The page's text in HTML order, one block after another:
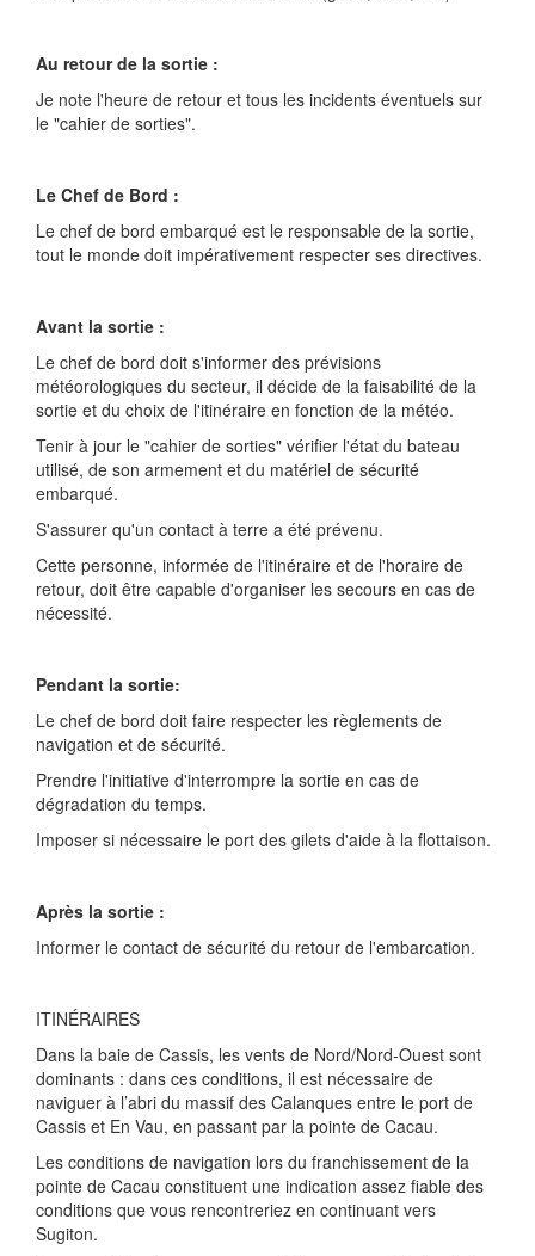
Au retour de la sortie :
Je note l'heure de retour et tous les incidents éventuels sur
le "cahier de sorties".
Le Chef de Bord :
Le chef de bord embarqué est le responsable de la sortie,
tout le monde doit impérativement respecter ses directives.
Avant la sortie :
Le chef de bord doit s'informer des prévisions
météorologiques du secteur, il décide de la faisabilité de la
sortie et du choix de l'itinéraire en fonction de la météo.
Tenir à jour le "cahier de sorties" vérifier l'état du bateau
utilisé, de son armement et du matériel de sécurité
embarqué.
S'assurer qu'un contact à terre a été prévenu.
Cette personne, informée de l'itinéraire et de l'horaire de
retour, doit être capable d'organiser les secours en cas de
nécessité.
Pendant la sortie:
Le chef de bord doit faire respecter les règlements de
navigation et de sécurité.
Prendre l'initiative d'interrompre la sortie en cas de
dégradation du temps.
Imposer si nécessaire le port des gilets d'aide à la flottaison.
Après la sortie :
Informer le contact de sécurité du retour de l'embarcation.
ITINÉRAIRES
Dans la baie de Cassis, les vents de Nord/Nord-Ouest sont
dominants : dans ces conditions, il est nécessaire de
naviguer à l’abri du massif des Calanques entre le port de
Cassis et En Vau, en passant par la pointe de Cacau.
Les conditions de navigation lors du franchissement de la
pointe de Cacau constituent une indication assez fiable des
conditions que vous rencontreriez en continuant vers
Sugiton.